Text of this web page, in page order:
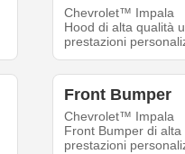
Chevrolet™ Impala
Hood di alta qualità
prestazioni
Front Bumper
Chevrolet™ Impala
Front Bumper di
prestazioni